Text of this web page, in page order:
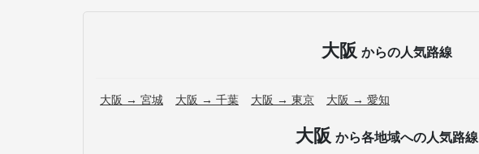
大阪 からの人気路線
大阪 → 宮城 大阪 → 千葉 大阪 → 東京 大阪 → 愛知
大阪 から各地域への人気路線